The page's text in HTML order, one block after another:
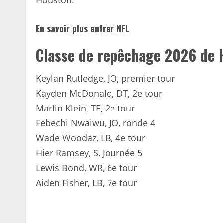
En savoir plus entrer NFL
Classe de repêchage 2026 de
Keylan Rutledge, JO, premier tour
Kayden McDonald, DT, 2e tour
Marlin Klein, TE, 2e tour
Febechi Nwaiwu, JO, ronde 4
Wade Woodaz, LB, 4e tour
Hier Ramsey, S, Journée 5
Lewis Bond, WR, 6e tour
Aiden Fisher, LB, 7e tour